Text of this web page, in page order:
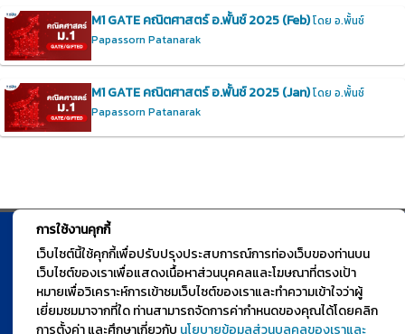
M1 GATE คณิตศาสตร์ อ.พั้นช์ 2025 (Feb)โดย อ.พั้นช์
Papassorn Patanarak
M1 GATE คณิตศาสตร์ อ.พั้นช์ 2025 (Jan)โดย อ.พั้นช์
Papassorn Patanarak
การใช้งานคุกกี้
เว็บไซต์นี้ใช้คุกกี้เพื่อปรับปรุงประสบการณ์การท่องเว็บของท่านบน
เว็บไซต์ของเราเพื่อแสดงเนื้อหาส่วนบุคคลและโฆษณาที่ตรงเป้า
หมายเพื่อวิเคราะห์การเข้าชมเว็บไซต์ของเราและทำความเข้าใจว่าผู้
เยี่ยมชมมาจากที่ใด ท่านสามารถจัดการค่ากำหนดของคุณได้โดยคลิก
การตั้งค่า และศึกษาเกี่ยวกับ นโยบายข้อมูลส่วนบุลคลของเราและ
© TGURU.online 2026 All right reserved. v1.0 Powered by Course
Square